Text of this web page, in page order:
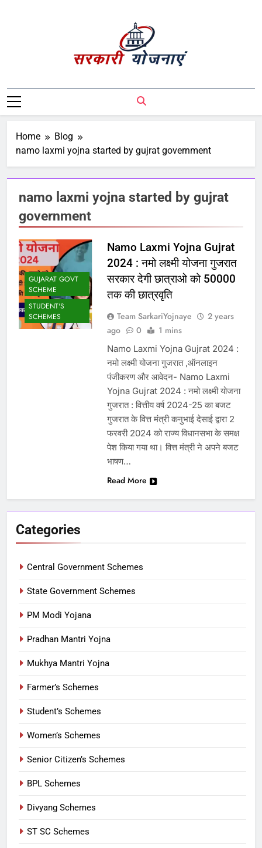
Sarkari Yojnaye
सरकारी योजनाएं | Central Government
Schemes | State Government Schemes |
Central And State Government Schemes
Home
Blog
namo laxmi yojna started by gujrat government
namo laxmi yojna started by gujrat
government
GUJARAT GOVT
SCHEME
STUDENT'S
SCHEMES
Namo Laxmi Yojna Gujrat
2024 : नमो लक्ष्मी योजना गुजरात
सरकार देगी छात्राओ को 50000
तक की छात्रवृति
Team SarkariYojnaye
2 years
ago
0 1 mins
Namo Laxmi Yojna Gujrat 2024 :
नमो लक्ष्मी योजना गुजरात ,ऑनलाइन
पंजीकरण और आवेदन- Namo Laxmi
Yojna Gujrat 2024 : नमो लक्ष्मी योजना
गुजरात : वित्तीय वर्ष 2024-25 का बजट
गुजरात के वित्त मंत्री कनुभाई देसाई द्वारा 2
फरवरी 2024 को राज्य विधानसभा के समक्ष
पेश किया गया था। वित्त मंत्री ने अपने बजट
भाषण…
Read More
Categories
Central Government Schemes
State Government Schemes
PM Modi Yojana
Pradhan Mantri Yojna
Mukhya Mantri Yojna
Farmer’s Schemes
Student’s Schemes
Women’s Schemes
Senior Citizen’s Schemes
BPL Schemes
Divyang Schemes
ST SC Schemes